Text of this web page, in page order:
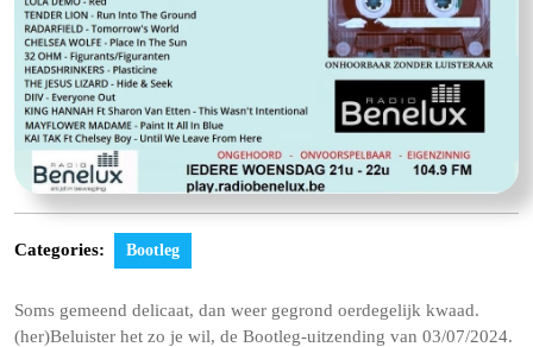
Categories: Bootleg
Soms gemeend delicaat, dan weer gegrond oerdegelijk kwaad.
(her)Beluister het zo je wil, de Bootleg-uitzending van 03/07/2024.